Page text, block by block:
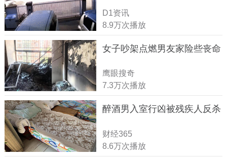
D1资讯
8.9万次播放
女子吵架点燃男友家险些丧命
鹰眼搜奇
7.3万次播放
醉酒男入室行凶被残疾人反杀
财经365
8.6万次播放